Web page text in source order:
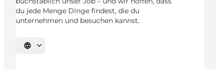
du jede Menge Dinge findest, die du
unternehmen und besuchen kannst.
Sprache auswählen